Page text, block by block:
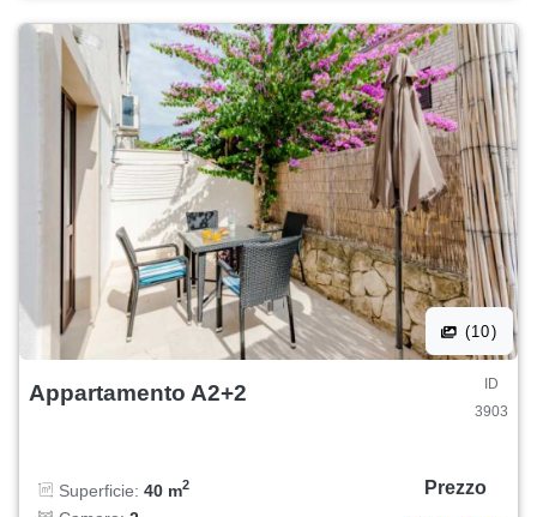
(10)
Appartamento A2+2
ID
3903
Superficie: 40 m2
Prezzo